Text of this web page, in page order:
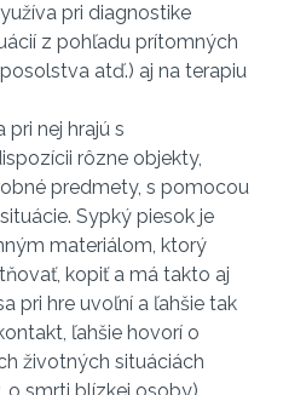
pri diagnostike
z pohľadu prítomných
atď.) aj na terapiu
nej hrajú s
rôzne objekty,
predmety, s pomocou
Sypký piesok je
materiálom, ktorý
kopiť a má takto aj
pri hre uvoľní a ľahšie tak
ľahšie hovorí o
životných situáciách